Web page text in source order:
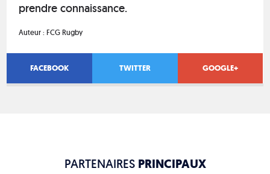
prendre connaissance.
Auteur :FCG Rugby
FACEBOOK TWITTER GOOGLE+
PARTENAIRES PRINCIPAUX